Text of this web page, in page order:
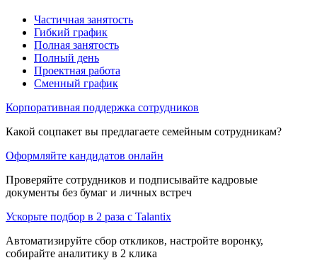
Частичная занятость
Гибкий график
Полная занятость
Полный день
Проектная работа
Сменный график
Корпоративная поддержка сотрудников
Какой соцпакет вы предлагаете семейным сотрудникам?
Оформляйте кандидатов онлайн
Проверяйте сотрудников и подписывайте кадровые
документы без бумаг и личных встреч
Ускорьте подбор в 2 раза с Talantix
Автоматизируйте сбор откликов, настройте воронку,
собирайте аналитику в 2 клика